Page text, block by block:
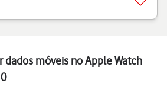
dados móveis no Apple Watch